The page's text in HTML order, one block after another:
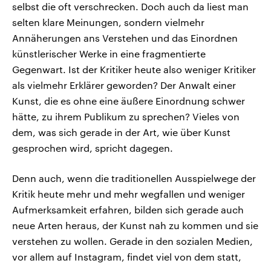
selbst die oft verschrecken. Doch auch da liest man
selten klare Meinungen, sondern vielmehr
Annäherungen ans Verstehen und das Einordnen
künstlerischer Werke in eine fragmentierte
Gegenwart. Ist der Kritiker heute also weniger Kritiker
als vielmehr Erklärer geworden? Der Anwalt einer
Kunst, die es ohne eine äußere Einordnung schwer
hätte, zu ihrem Publikum zu sprechen? Vieles von
dem, was sich gerade in der Art, wie über Kunst
gesprochen wird, spricht dagegen.
Denn auch, wenn die traditionellen Ausspielwege der
Kritik heute mehr und mehr wegfallen und weniger
Aufmerksamkeit erfahren, bilden sich gerade auch
neue Arten heraus, der Kunst nah zu kommen und sie
verstehen zu wollen. Gerade in den sozialen Medien,
vor allem auf Instagram, findet viel von dem statt,